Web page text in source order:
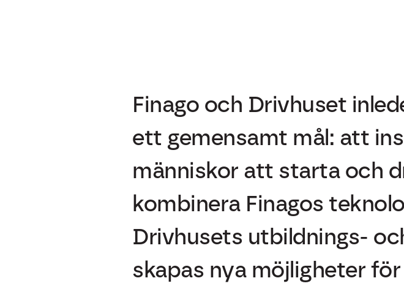
Finago och Drivhuset
ett gemensamt mål: att
människor att starta och
kombinera Finagos
Drivhusets utbildnings-
skapas nya möjligheter